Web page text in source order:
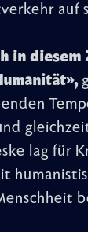
auf
in diesem
lag für